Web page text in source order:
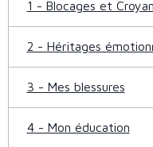
1 - Blocages et
2 - Héritages
3 - Mes blessures
4 - Mon éducation